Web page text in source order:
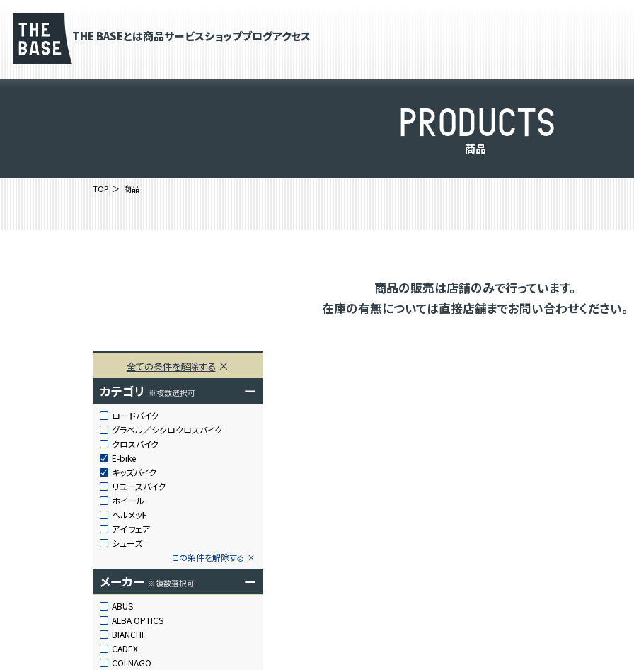
THE BASEとは商品サービスショップブログアクセス
PRODUCTS
商品
TOP 商品
商品の販売は店舗のみで行っています。
在庫の有無については直接店舗までお問い合わせください。
全ての条件を解除する
カテゴリ ※複数選択可 ー
ロードバイク
グラベル／シクロクロスバイク
クロスバイク
E-bike
キッズバイク
リユースバイク
ホイール
ヘルメット
アイウェア
シューズ
この条件を解除する
メーカー ※複数選択可 ー
ABUS
ALBA OPTICS
BIANCHI
CADEX
COLNAGO